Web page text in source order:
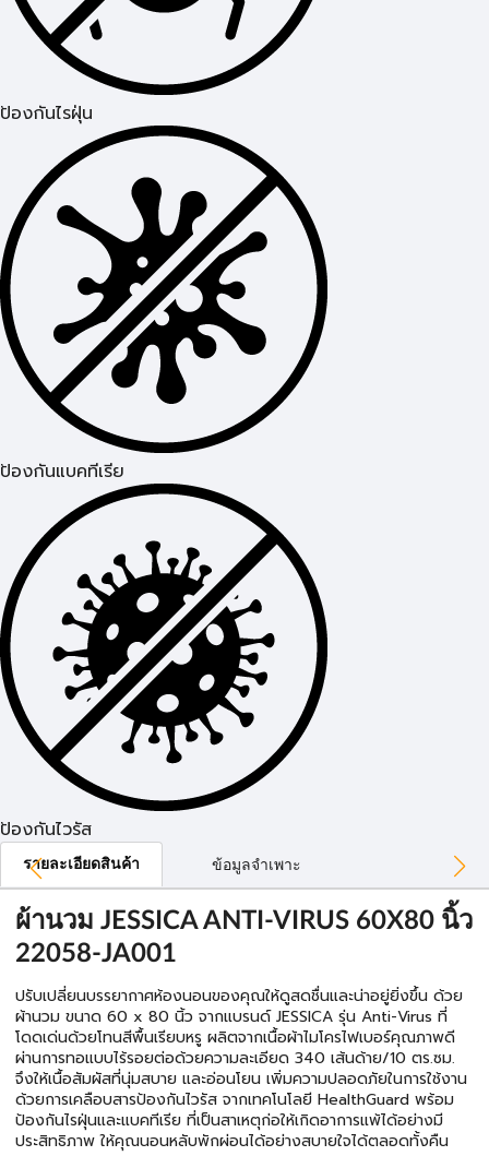
ป้องกันไรฝุ่น
ป้องกันแบคทีเรีย
ป้องกันไวรัส
รายละเอียดสินค้า ข้อมูลจำเพาะ
ผ้านวม JESSICA ANTI-VIRUS 60X80 นิ้ว
22058-JA001
ปรับเปลี่ยนบรรยากาศห้องนอนของคุณให้ดูสดชื่นและน่าอยู่ยิ่งขึ้น ด้วย
ผ้านวม ขนาด 60 x 80 นิ้ว จากแบรนด์ JESSICA รุ่น Anti-Virus ที่
โดดเด่นด้วยโทนสีพื้นเรียบหรู ผลิตจากเนื้อผ้าไมโครไฟเบอร์คุณภาพดี
ผ่านการทอแบบไร้รอยต่อด้วยความละเอียด 340 เส้นด้าย/10 ตร.ซม.
จึงให้เนื้อสัมผัสที่นุ่มสบาย และอ่อนโยน เพิ่มความปลอดภัยในการใช้งาน
ด้วยการเคลือบสารป้องกันไวรัส จากเทคโนโลยี HealthGuard พร้อม
ป้องกันไรฝุ่นและแบคทีเรีย ที่เป็นสาเหตุก่อให้เกิดอาการแพ้ได้อย่างมี
ประสิทธิภาพ ให้คุณนอนหลับพักผ่อนได้อย่างสบายใจได้ตลอดทั้งคืน